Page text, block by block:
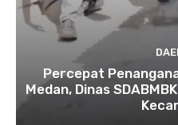
Percepat
Medan, Dinas